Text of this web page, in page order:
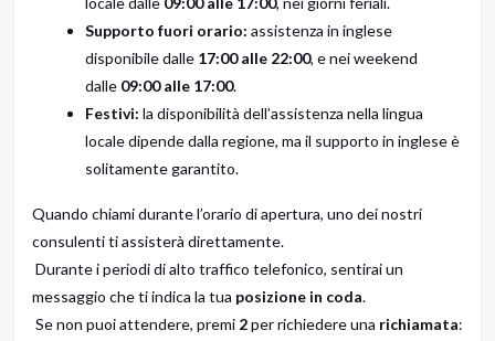
Supporto fuori orario: assistenza in inglese
disponibile dalle 17:00 alle 22:00, e nei weekend
dalle 09:00 alle 17:00.
Festivi: la disponibilità dell’assistenza nella lingua
locale dipende dalla regione, ma il supporto in inglese è
solitamente garantito.
Quando chiami durante l’orario di apertura, uno dei nostri
consulenti ti assisterà direttamente.
Durante i periodi di alto traffico telefonico, sentirai un
messaggio che ti indica la tua posizione in coda.
Se non puoi attendere, premi 2per richiedere una richiamata: